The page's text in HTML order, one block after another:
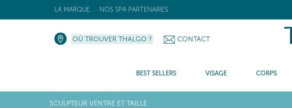
LA MARQUE NOS SPA PARTENAIRES
OÙ TROUVER THALGO ? CONTACT
BEST SELLERS VISAGE CORPS
SCULPTEUR VENTRE ET TAILLE